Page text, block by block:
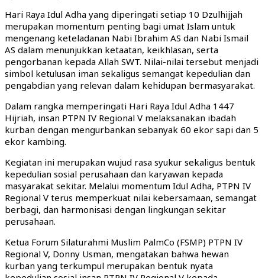
Hari Raya Idul Adha yang diperingati setiap 10 Dzulhijjah
merupakan momentum penting bagi umat Islam untuk
mengenang keteladanan Nabi Ibrahim AS dan Nabi Ismail
AS dalam menunjukkan ketaatan, keikhlasan, serta
pengorbanan kepada Allah SWT. Nilai-nilai tersebut menjadi
simbol ketulusan iman sekaligus semangat kepedulian dan
pengabdian yang relevan dalam kehidupan bermasyarakat.
Dalam rangka memperingati Hari Raya Idul Adha 1447
Hijriah, insan PTPN IV Regional V melaksanakan ibadah
kurban dengan mengurbankan sebanyak 60 ekor sapi dan 5
ekor kambing.
Kegiatan ini merupakan wujud rasa syukur sekaligus bentuk
kepedulian sosial perusahaan dan karyawan kepada
masyarakat sekitar. Melalui momentum Idul Adha, PTPN IV
Regional V terus memperkuat nilai kebersamaan, semangat
berbagi, dan harmonisasi dengan lingkungan sekitar
perusahaan.
Ketua Forum Silaturahmi Muslim PalmCo (FSMP) PTPN IV
Regional V, Donny Usman, mengatakan bahwa hewan
kurban yang terkumpul merupakan bentuk nyata